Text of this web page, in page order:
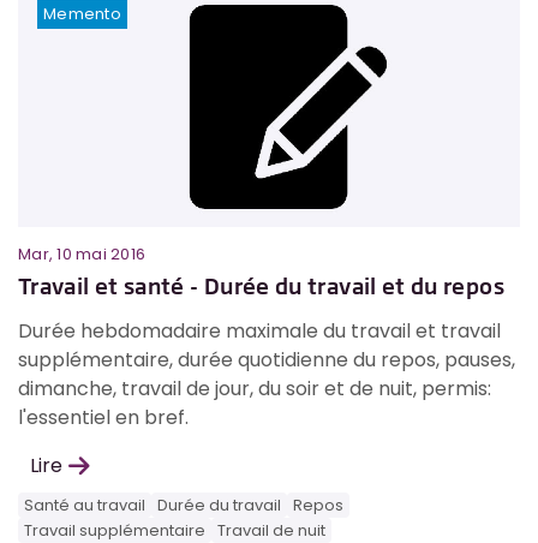
Memento
Mar, 10 mai 2016
Travail et santé - Durée du travail et du repos
Durée hebdomadaire maximale du travail et travail
supplémentaire, durée quotidienne du repos, pauses,
dimanche, travail de jour, du soir et de nuit, permis:
l'essentiel en bref.
Lire
Santé au travail Durée du travail Repos
Travail supplémentaire Travail de nuit